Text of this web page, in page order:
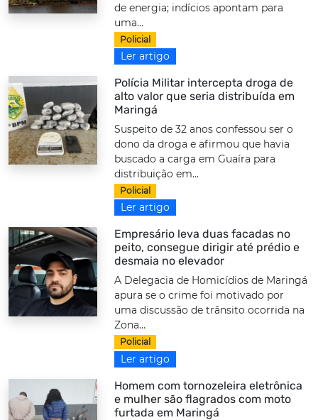
de energia; indícios apontam para
uma...
Policial
Ler artigo
Polícia Militar intercepta droga de
alto valor que seria distribuída em
Maringá
Suspeito de 32 anos confessou ser o
dono da droga e afirmou que havia
buscado a carga em Guaíra para
distribuição em...
Policial
Ler artigo
Empresário leva duas facadas no
peito, consegue dirigir até prédio e
desmaia no elevador
A Delegacia de Homicídios de Maringá
apura se o crime foi motivado por
uma discussão de trânsito ocorrida na
Zona...
Policial
Ler artigo
Homem com tornozeleira eletrônica
e mulher são flagrados com moto
furtada em Maringá